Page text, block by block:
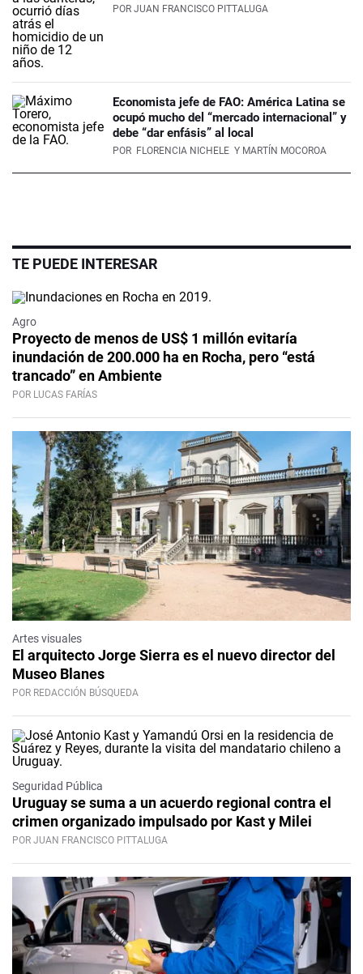
POR JUAN FRANCISCO PITTALUGA
Economista jefe de FAO: América Latina se
ocupó mucho del “mercado internacional” y
debe “dar enfásis” al local
POR FLORENCIA NICHELE Y MARTÍN MOCOROA
TE PUEDE INTERESAR
Agro
Proyecto de menos de US$ 1 millón evitaría
inundación de 200.000 ha en Rocha, pero “está
trancado” en Ambiente
POR LUCAS FARÍAS
Artes visuales
El arquitecto Jorge Sierra es el nuevo director del
Museo Blanes
POR REDACCIÓN BÚSQUEDA
Seguridad Pública
Uruguay se suma a un acuerdo regional contra el
crimen organizado impulsado por Kast y Milei
POR JUAN FRANCISCO PITTALUGA